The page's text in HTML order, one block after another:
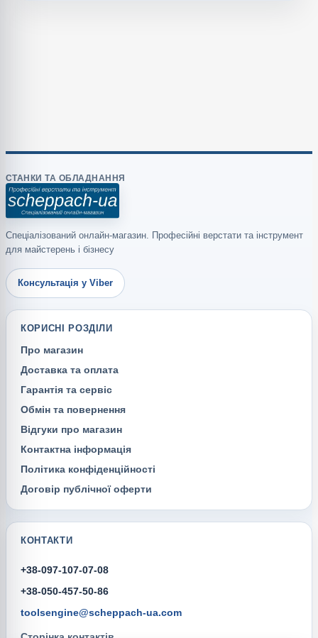
СТАНКИ ТА ОБЛАДНАННЯ
Спеціалізований онлайн-магазин. Професійні верстати та інструмент
для майстерень і бізнесу
Консультація у Viber
КОРИСНІ РОЗДІЛИ
Про магазин
Доставка та оплата
Гарантія та сервіс
Обмін та повернення
Відгуки про магазин
Контактна інформація
Політика конфіденційності
Договір публічної оферти
КОНТАКТИ
+38-097-107-07-08
+38-050-457-50-86
toolsengine@scheppach-ua.com